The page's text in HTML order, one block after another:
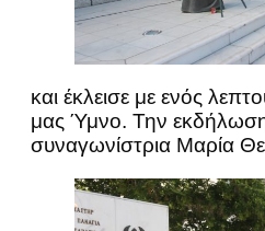
και έκλεισε με ενός
μας Ύμνο. Την
συναγωνίστρια Μαρία